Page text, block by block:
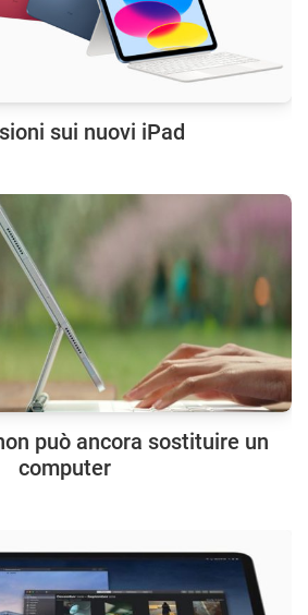
sui nuovi iPad
può ancora sostituire un
computer